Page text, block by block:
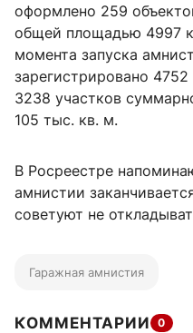
оформлено 259
общей площадью 4997
момента запуска
зарегистрировано
3238 участков
105 тыс. кв. м.
В Росреестре
амнистии
советуют не
Гаражная амнистия
КОММЕНТАРИИ 0